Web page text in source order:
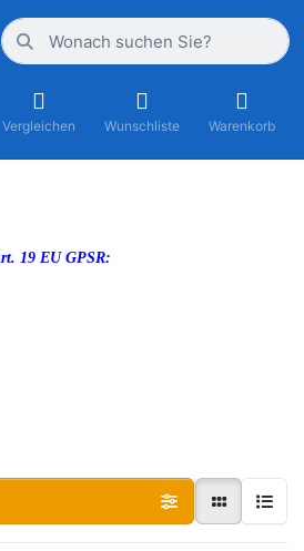
Vergleichen Wunschliste Warenkorb
19 EU GPSR: